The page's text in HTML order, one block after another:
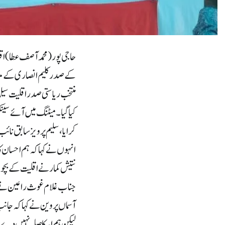
حاجی پور (محمد آصف عطا)
کے صدر کلیم انصاری
منتخب ریاستی صدر اقلیت
کیا گیا۔میٹنگ میں آئے
کرایا ، سلیم پرویز سابق
انہوں نے کہا کہ ہم احسان
نتیش کمار نے اقلیت کے
جناب غلام غوث راعین نے
آسماں پروین نے کہا کہ